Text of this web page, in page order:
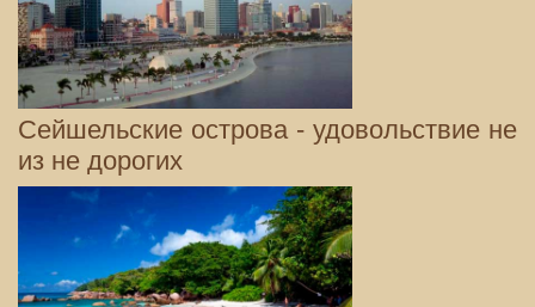
Сейшельские острова - удовольствие не
из не дорогих